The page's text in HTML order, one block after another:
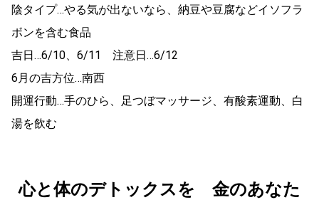
陰タイプ…やる気が出ないなら、納豆や豆腐などイソフラ
ボンを含む食品
吉日…6/10、6/11 注意日…6/12
6月の吉方位…南西
開運行動…手のひら、足つぼマッサージ、有酸素運動、白
湯を飲む
心と体のデトックスを 金のあなた